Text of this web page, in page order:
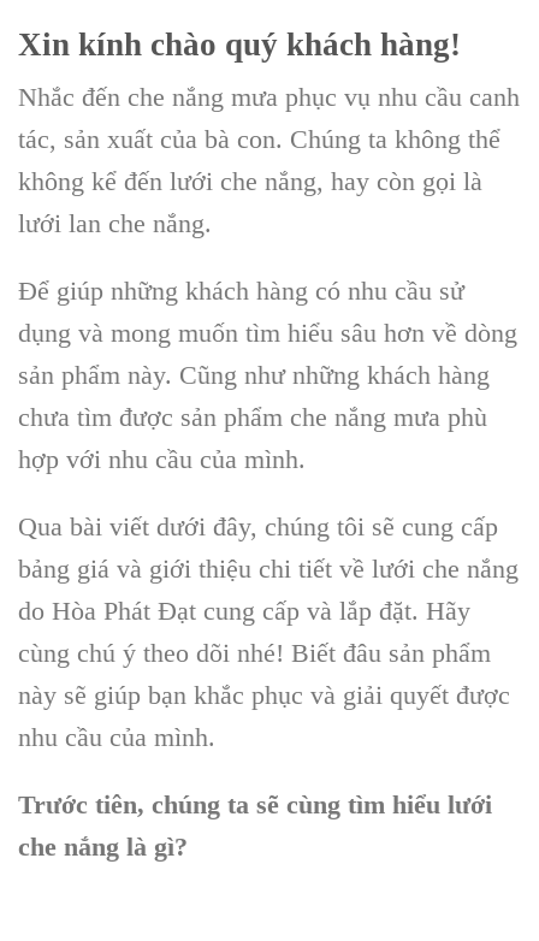
Xin kính chào quý khách hàng!
Nhắc đến che nắng mưa phục vụ nhu cầu canh
tác, sản xuất của bà con. Chúng ta không thể
không kể đến lưới che nắng, hay còn gọi là
lưới lan che nắng.
Để giúp những khách hàng có nhu cầu sử
dụng và mong muốn tìm hiểu sâu hơn về dòng
sản phẩm này. Cũng như những khách hàng
chưa tìm được sản phẩm che nắng mưa phù
hợp với nhu cầu của mình.
Qua bài viết dưới đây, chúng tôi sẽ cung cấp
bảng giá và giới thiệu chi tiết về lưới che nắng
do Hòa Phát Đạt cung cấp và lắp đặt. Hãy
cùng chú ý theo dõi nhé! Biết đâu sản phẩm
này sẽ giúp bạn khắc phục và giải quyết được
nhu cầu của mình.
Trước tiên, chúng ta sẽ cùng tìm hiểu lưới
che nắng là gì?